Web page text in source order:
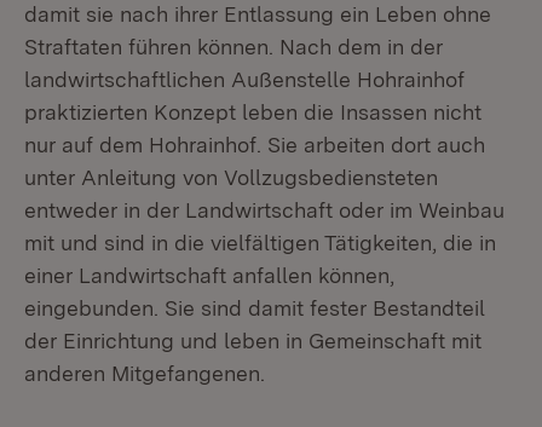
damit sie nach ihrer Entlassung ein Leben ohne
Straftaten führen können. Nach dem in der
landwirtschaftlichen Außenstelle Hohrainhof
praktizierten Konzept leben die Insassen nicht
nur auf dem Hohrainhof. Sie arbeiten dort auch
unter Anleitung von Vollzugsbediensteten
entweder in der Landwirtschaft oder im Weinbau
mit und sind in die vielfältigen Tätigkeiten, die in
einer Landwirtschaft anfallen können,
eingebunden. Sie sind damit fester Bestandteil
der Einrichtung und leben in Gemeinschaft mit
anderen Mitgefangenen.